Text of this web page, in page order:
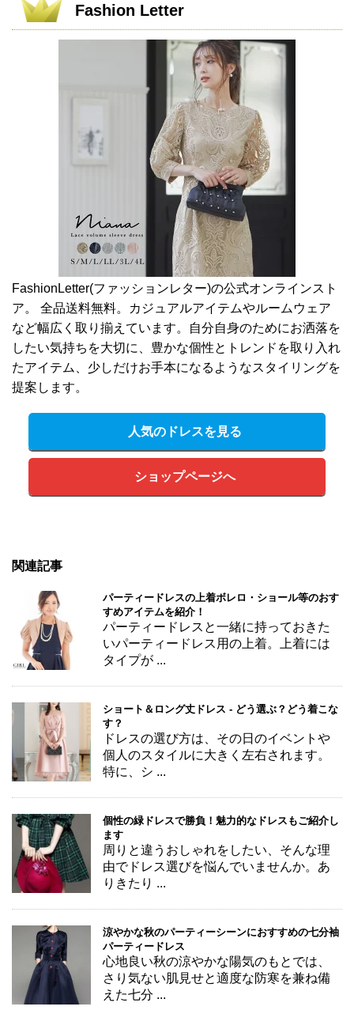
Fashion Letter
FashionLetter(ファッションレター)の公式オンラインスト
ア。 全品送料無料。カジュアルアイテムやルームウェア
など幅広く取り揃えています。自分自身のためにお洒落を
したい気持ちを大切に、豊かな個性とトレンドを取り入れ
たアイテム、少しだけお手本になるようなスタイリングを
提案します。
人気のドレスを見る
ショップページへ
関連記事
パーティードレスの上着ボレロ・ショール等のおす
すめアイテムを紹介！
パーティードレスと一緒に持っておきた
いパーティードレス用の上着。上着には
タイプが ...
ショート＆ロング丈ドレス - どう選ぶ？どう着こな
す？
ドレスの選び方は、その日のイベントや
個人のスタイルに大きく左右されます。
特に、シ ...
個性の緑ドレスで勝負！魅力的なドレスもご紹介し
ます
周りと違うおしゃれをしたい、そんな理
由でドレス選びを悩んでいませんか。あ
りきたり ...
涼やかな秋のパーティーシーンにおすすめの七分袖
パーティードレス
心地良い秋の涼やかな陽気のもとでは、
さり気ない肌見せと適度な防寒を兼ね備
えた七分 ...